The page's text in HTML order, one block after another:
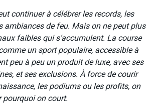
continuer à célébrer les records, les
ambiances de feu. Mais on ne peut plus
faibles qui s’accumulent. La course
un sport populaire, accessible à
peu à peu un produit de luxe, avec ses
et ses exclusions. À force de courir
les podiums ou les profits, on
pourquoi on court.